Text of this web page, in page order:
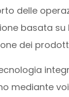
delle
basata su
dei
mediante